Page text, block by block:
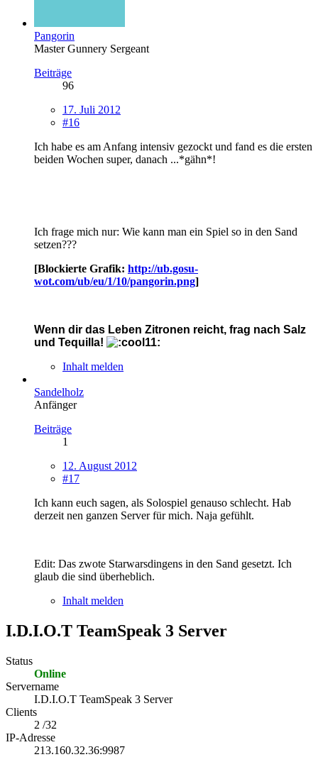
Pangorin
Master Gunnery Sergeant
Beiträge
96
17. Juli 2012
#16
Ich habe es am Anfang intensiv gezockt und fand es die ersten
beiden Wochen super, danach ...*gähn*!
Ich frage mich nur: Wie kann man ein Spiel so in den Sand
setzen???
[Blockierte Grafik: http://ub.gosu-
wot.com/ub/eu/1/10/pangorin.png]
Wenn dir das Leben Zitronen reicht, frag nach Salz
und Tequilla!
Inhalt melden
Sandelholz
Anfänger
Beiträge
1
12. August 2012
#17
Ich kann euch sagen, als Solospiel genauso schlecht. Hab
derzeit nen ganzen Server für mich. Naja gefühlt.
Edit: Das zwote Starwarsdingens in den Sand gesetzt. Ich
glaub die sind überheblich.
Inhalt melden
I.D.I.O.T TeamSpeak 3 Server
Status
Online
Servername
I.D.I.O.T TeamSpeak 3 Server
Clients
2 /32
IP-Adresse
213.160.32.36:9987